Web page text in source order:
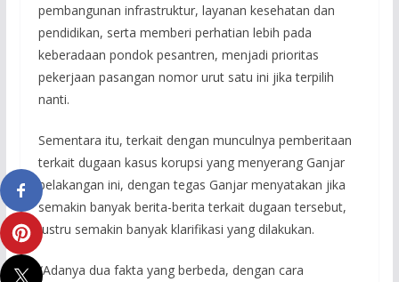
pembangunan infrastruktur, layanan kesehatan dan
pendidikan, serta memberi perhatian lebih pada
keberadaan pondok pesantren, menjadi prioritas
pekerjaan pasangan nomor urut satu ini jika terpilih
nanti.
Sementara itu, terkait dengan munculnya pemberitaan
terkait dugaan kasus korupsi yang menyerang Ganjar
belakangan ini, dengan tegas Ganjar menyatakan jika
semakin banyak berita-berita terkait dugaan tersebut,
justru semakin banyak klarifikasi yang dilakukan.
“Adanya dua fakta yang berbeda, dengan cara